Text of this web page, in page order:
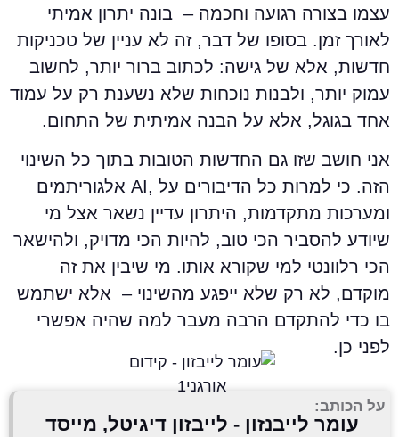
עצמו בצורה רגועה וחכמה – בונה יתרון אמיתי
לאורך זמן. בסופו של דבר, זה לא עניין של טכניקות
חדשות, אלא של גישה: לכתוב ברור יותר, לחשוב
עמוק יותר, ולבנות נוכחות שלא נשענת רק על עמוד
אחד בגוגל, אלא על הבנה אמיתית של התחום.
אני חושב שזו גם החדשות הטובות בתוך כל השינוי
הזה. כי למרות כל הדיבורים על ,AI אלגוריתמים
ומערכות מתקדמות, היתרון עדיין נשאר אצל מי
שיודע להסביר הכי טוב, להיות הכי מדויק, ולהישאר
הכי רלוונטי למי שקורא אותו. מי שיבין את זה
מוקדם, לא רק שלא ייפגע מהשינוי – אלא ישתמש
בו כדי להתקדם הרבה מעבר למה שהיה אפשרי
לפני כן.
על הכותב:
עומר לייבנזון - לייבזון דיגיטל, מייסד